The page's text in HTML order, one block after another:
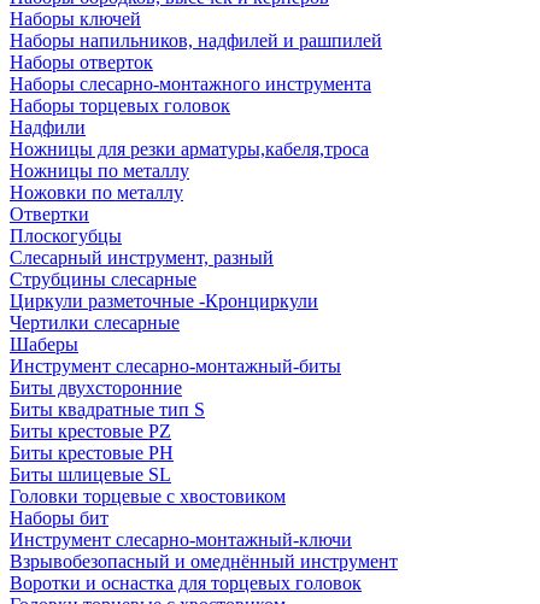
Наборы ключей
Наборы напильников, надфилей и рашпилей
Наборы отверток
Наборы слесарно-монтажного инструмента
Наборы торцевых головок
Надфили
Ножницы для резки арматуры,кабеля,троса
Ножницы по металлу
Ножовки по металлу
Отвертки
Плоскогубцы
Слесарный инструмент, разный
Струбцины слесарные
Циркули разметочные -Кронциркули
Чертилки слесарные
Шаберы
Инструмент слесарно-монтажный-биты
Биты двухсторонние
Биты квадратные тип S
Биты крестовые РZ
Биты крестовые РН
Биты шлицевые SL
Головки торцевые с хвостовиком
Наборы бит
Инструмент слесарно-монтажный-ключи
Взрывобезопасный и омеднённый инструмент
Воротки и оснаcтка для торцевых головок